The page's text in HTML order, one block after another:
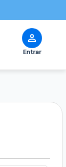
Entrar